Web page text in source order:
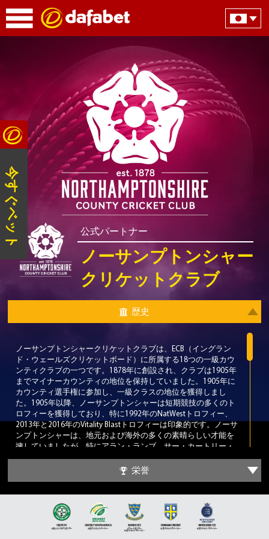
公式パートナー
ノーサンプトンシャー
クリケットクラブ
歴史
ノーサンプトンシャークリケットクラブは、ECB（イングラン
ド・ウェールズクリケットボード）に所属する18つの一級カウ
ンティクラブの一つです。1878年に創設され、クラブは1905年
までマイナーカウンティの地位を保持していました。1905年に
カウンティ選手権に参加し、一級クラスの地位を獲得しまし
た。1905年以降、ノーサンプトンシャーは短期競技の多くのト
ロフィーを獲得しており、特に1992年のNatWestトロフィー、
2013年と2016年のVitality Blastトロフィーは印象的です。ノーサ
ンプトンシャーは、地元および海外の多くの素晴らしい才能を
擁していましたが、特にアラン・ランブ、サー・カートリー・
アンブローズ、ムシュタク・モハマドの3人の著名な選手がその
ンティ・グラウンドです。ノーサンプトンシャーは1886年に初
めてこのグラウンドで試合を行いましたが、1905年に初の一級
試合でレスターシャーと引き分けました。カウンティ・グラウ
栄誉
今すぐベット